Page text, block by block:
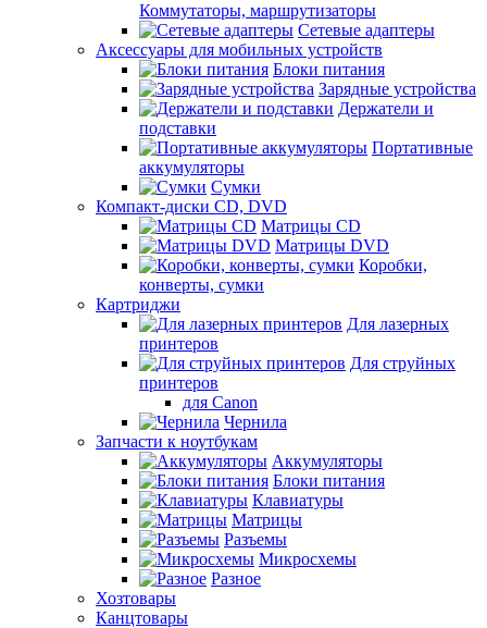
Коммутаторы, маршрутизаторы
Сетевые адаптеры
Аксессуары для мобильных устройств
Блоки питания
Зарядные устройства
Держатели и
подставки
Портативные
аккумуляторы
Сумки
Компакт-диски CD, DVD
Матрицы CD
Матрицы DVD
Коробки,
конверты, сумки
Картриджи
Для лазерных
принтеров
Для струйных
принтеров
для Canon
Чернила
Запчасти к ноутбукам
Аккумуляторы
Блоки питания
Клавиатуры
Матрицы
Разъемы
Микросхемы
Разное
Хозтовары
Канцтовары